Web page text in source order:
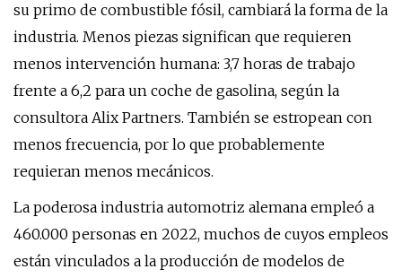
su primo de combustible fósil, cambiará la forma de la
industria. Menos piezas significan que requieren
menos intervención humana: 3,7 horas de trabajo
frente a 6,2 para un coche de gasolina, según la
consultora Alix Partners. También se estropean con
menos frecuencia, por lo que probablemente
requieran menos mecánicos.
La poderosa industria automotriz alemana empleó a
460.000 personas en 2022, muchos de cuyos empleos
están vinculados a la producción de modelos de